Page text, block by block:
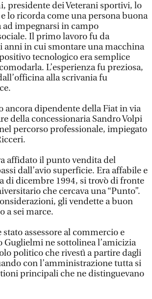
presidente dei Veterani sportivi, lo
lo ricorda come una persona buona
ad impegnarsi in campo
Il primo lavoro fu da
anni in cui smontare una macchina
tecnologico era semplice
L’esperienza fu preziosa,
alla scrivania fu
ancora dipendente della Fiat in via
della concessionaria Sandro Volpi
percorso professionale, impiegato
affidato il punto vendita del
dall’avio superficie. Era affabile e
di dicembre 1994, si trovò di fronte
che cercava una “Punto”.
gli vendette a buon
a sei marce.
assessore al commercio e
Guglielmi ne sottolinea l’amicizia
politico che rivestì a partire dagli
con l’amministrazione tutta si
principali che ne distinguevano